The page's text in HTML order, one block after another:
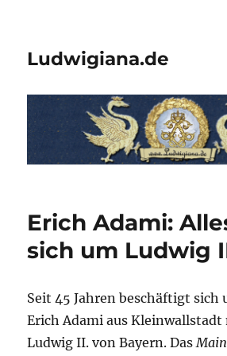
Ludwigiana.de
Erich Adami:
sich um Ludwig
Seit 45 Jahren beschäftigt sich
Erich Adami aus
Ludwig II. von Bayern. Das